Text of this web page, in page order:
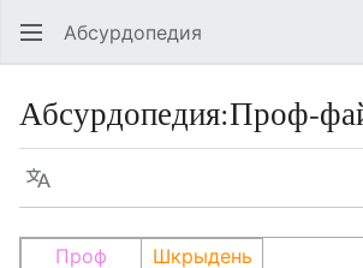
Абсурдопедия
Абсурдопедия:Проф-
Язык
Проф Шкрыдень